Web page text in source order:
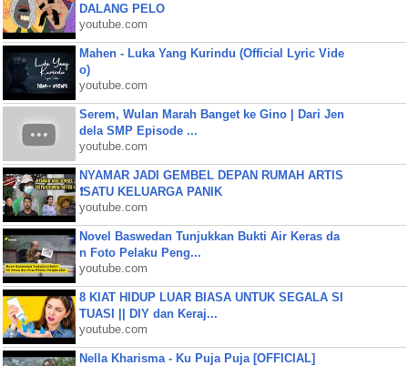
DALANG PELO
youtube.com
Mahen - Luka Yang Kurindu (Official Lyric Vide
o)
youtube.com
Serem, Wulan Marah Banget ke Gino | Dari Jen
dela SMP Episode ...
youtube.com
NYAMAR JADI GEMBEL DEPAN RUMAH ARTIS
❗SATU KELUARGA PANIK
youtube.com
Novel Baswedan Tunjukkan Bukti Air Keras da
n Foto Pelaku Peng...
youtube.com
8 KIAT HIDUP LUAR BIASA UNTUK SEGALA SI
TUASI || DIY dan Keraj...
youtube.com
Nella Kharisma - Ku Puja Puja [OFFICIAL]